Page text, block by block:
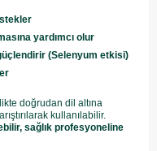
yardımcı olur
(Selenyum etkisi)
doğrudan dil altına
kullanılabilir.
sağlık profesyoneline